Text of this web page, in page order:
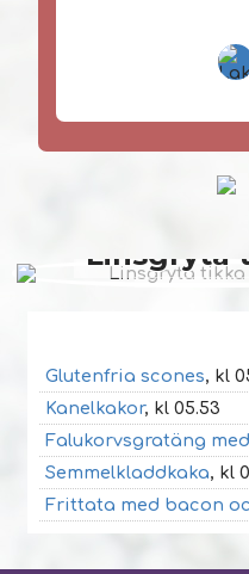
Linsgryta
Glutenfria scones, kl
Kanelkakor, kl 05.53
Falukorvsgratäng
Semmelkladdkaka, kl
Frittata med bacon